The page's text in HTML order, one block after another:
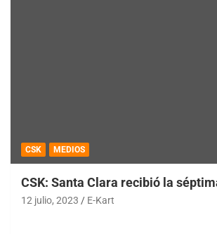
CSK MEDIOS
CSK: Santa Clara recibió la
12 julio, 2023 E-Kart